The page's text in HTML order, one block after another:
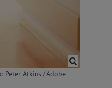
Peter Atkins / Adobe